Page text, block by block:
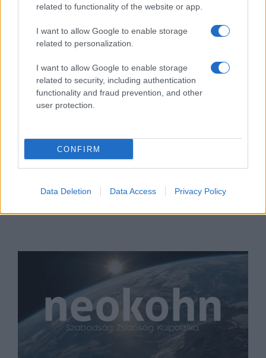
related to functionality of the website or app.
I want to allow Google to enable storage
related to personalization.
I want to allow Google to enable storage
related to security, including authentication
functionality and fraud prevention, and other
user protection.
CONFIRM
Data Deletion Data Access Privacy Policy
Tovább halasztják Netanjahu
tárgyalását
2020. december 7.